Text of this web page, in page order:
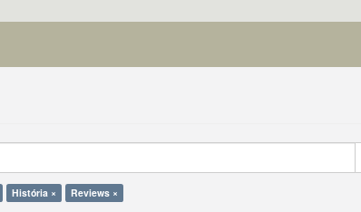
História × Reviews ×